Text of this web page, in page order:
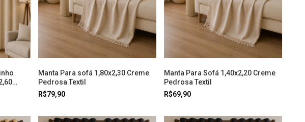
Manta Para sofá 1,80x2,30 Creme
Pedrosa Textil
R$79,90
Manta Para Sofá 1,40x2,20 Creme
Pedrosa Textil
R$69,90